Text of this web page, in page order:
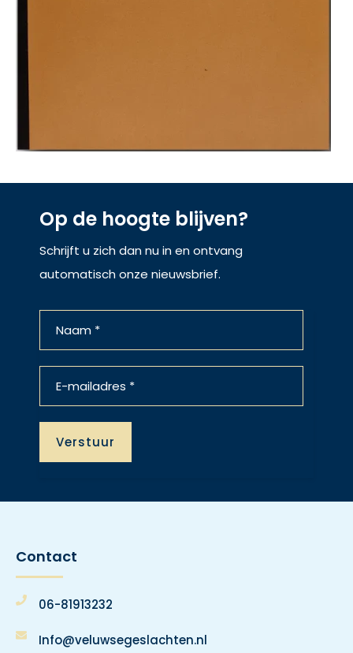
Op de hoogte blijven?
Schrijft u zich dan nu in en ontvang
automatisch onze nieuwsbrief.
Contact
06-81913232
Info@veluwsegeslachten.nl